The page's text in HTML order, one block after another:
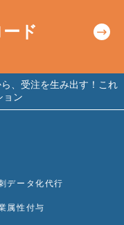
ド
ら、受注を生み出す！これ
ョン
データ化代行
属性付与